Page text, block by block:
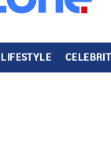
LIFESTYLE